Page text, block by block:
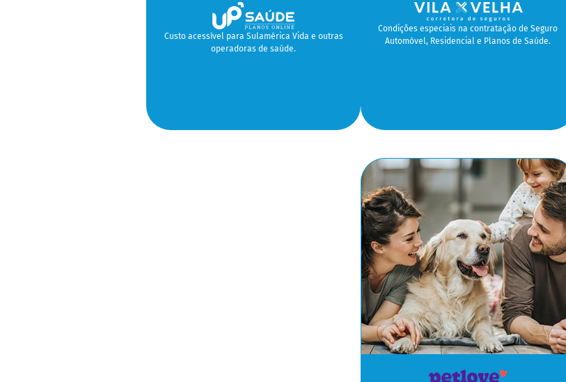
Custo acessível para Sulamérica Vida e outras
operadoras de saúde.
Condições especiais na contratação de Seguro
Automóvel, Residencial e Planos de Saúde.